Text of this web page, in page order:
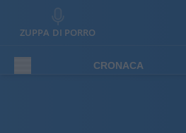
ZUPPA DI PORRO
CRONACA